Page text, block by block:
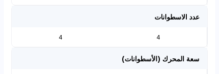
عدد الاسطوانات
4
4
سعة المحرك (الأسطوانات)